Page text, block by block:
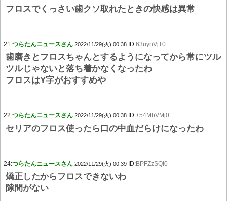
フロスでくっさい歯クソ取れたときの快感は異常
21:つらたんニュースさん 2022/11/29(火) 00:38 ID:63uynVjT0
歯磨きとフロスちゃんとするようになってから常にツル
ツルじゃないと落ち着かなくなったわ
フロスはY字がおすすめや
22:つらたんニュースさん 2022/11/29(火) 00:38 ID:+54MbVMj0
セリアのフロス使ったら口の中血だらけになったわ
24:つらたんニュースさん 2022/11/29(火) 00:39 ID:BPFZzSQl0
矯正したからフロスできないわ
隙間がない